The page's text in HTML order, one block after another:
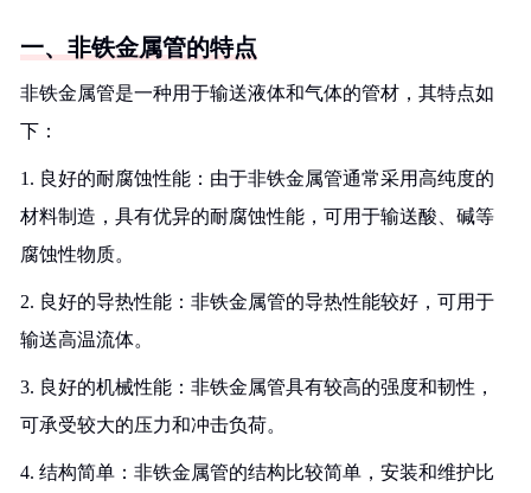
一、非铁金属管的特点
非铁金属管是一种用于输送液体和气体的管材，其特点如
下：
1. 良好的耐腐蚀性能：由于非铁金属管通常采用高纯度的
材料制造，具有优异的耐腐蚀性能，可用于输送酸、碱等
腐蚀性物质。
2. 良好的导热性能：非铁金属管的导热性能较好，可用于
输送高温流体。
3. 良好的机械性能：非铁金属管具有较高的强度和韧性，
可承受较大的压力和冲击负荷。
4. 结构简单：非铁金属管的结构比较简单，安装和维护比